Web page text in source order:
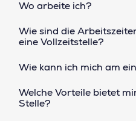
Wo arbeite ich?
Wie sind die
eine Vollzeitstelle?
Wie kann ich mich am
Welche Vorteile bietet
Stelle?